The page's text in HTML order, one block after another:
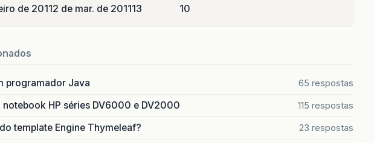
de 20112 de mar. de 201113 10
programador Java 65 respostas
notebook HP séries DV6000 e DV2000 115 respostas
template Engine Thymeleaf? 23 respostas